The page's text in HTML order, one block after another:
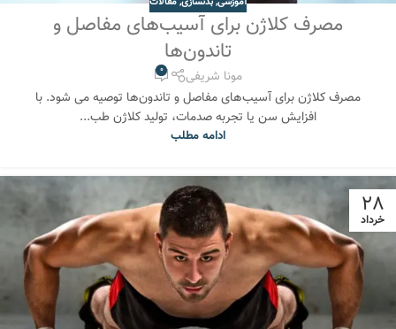
مصرف کلاژن برای آسیب‌های مفاصل و
تاندون‌ها
مونا شریفی 0
مصرف کلاژن برای آسیب‌های مفاصل و تاندون‌ها توصیه می شود. با
افزایش سن یا تجربه صدمات، تولید کلاژن طب...
ادامه مطلب
28
خرداد